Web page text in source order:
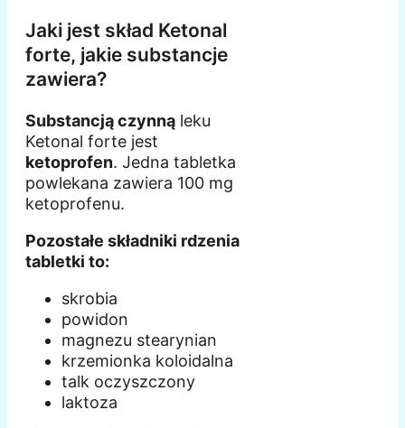
Jaki jest skład Ketonal
forte, jakie substancje
zawiera?
Substancją czynną leku
Ketonal forte jest
ketoprofen. Jedna tabletka
powlekana zawiera 100 mg
ketoprofenu.
Pozostałe składniki rdzenia
tabletki to:
skrobia
powidon
magnezu stearynian
krzemionka koloidalna
talk oczyszczony
laktoza